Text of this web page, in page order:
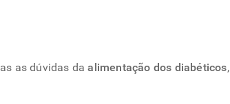
as dúvidas daalimentação dos diabéticos